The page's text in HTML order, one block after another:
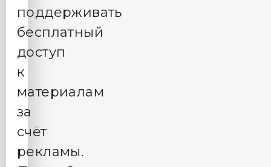
поддерживать
бесплатный
доступ
к
материалам
за
счёт
рекламы.